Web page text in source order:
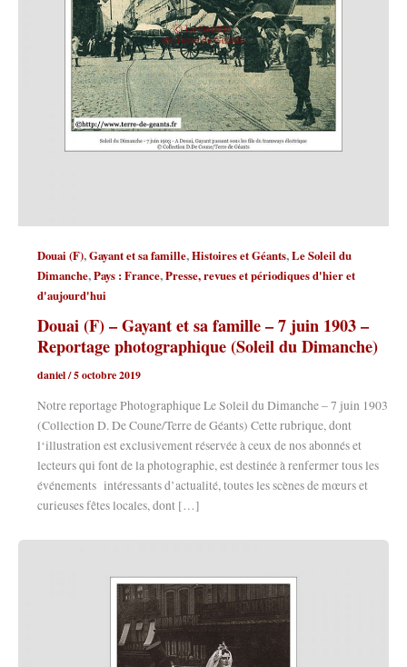
Douai (F),Gayant et sa famille,Histoires et Géants,Le Soleil du
Dimanche,Pays : France,Presse, revues et périodiques d'hier et
d'aujourd'hui
Douai (F) – Gayant et sa famille – 7 juin 1903 –
Reportage photographique (Soleil du Dimanche)
daniel/5 octobre 2019
Notre reportage Photographique Le Soleil du Dimanche – 7 juin 1903
(Collection D. De Coune/Terre de Géants) Cette rubrique, dont
l‘illustration est exclusivement réservée à ceux de nos abonnés et
lecteurs qui font de la photographie, est destinée à renfermer tous les
événements intéressants d’actualité, toutes les scènes de mœurs et
curieuses fêtes locales, dont […]